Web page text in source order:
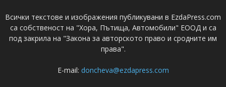
Всички текстове и изображения публикувани в EzdaPress.com
са собственост на "Хора, Пътища, Автомобили" ЕООД и са
под закрила на "Закона за авторското право и сродните им
права".
E-mail: doncheva@ezdapress.com